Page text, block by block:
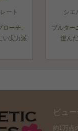
ート
ーチ。
い実力派
シエ
ブルター
澄ん
ビュ
約1万点